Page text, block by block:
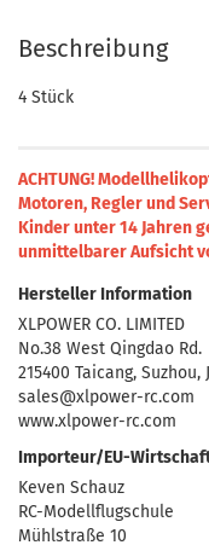
Beschreibung
4 Stück
ACHTUNG!
Motoren, Regler und
Kinder unter 14 Jahren
unmittelbarer Aufsicht
Hersteller Information
XLPOWER CO. LIMITED
No.38 West Qingdao Rd.
215400 Taicang, Suzhou,
sales@xlpower-rc.com
www.xlpower-rc.com
Importeur/EU-
Keven Schauz
RC-Modellflugschule
Mühlstraße 10